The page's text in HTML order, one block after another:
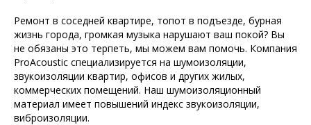
Ремонт в соседней квартире, топот в подъезде, бурная
жизнь города, громкая музыка нарушают ваш покой? Вы
не обязаны это терпеть, мы можем вам помочь. Компания
ProAcoustic специализируется на шумоизоляции,
звукоизоляции квартир, офисов и других жилых,
коммерческих помещений. Наш шумоизоляционный
материал имеет повышений индекс звукоизоляции,
виброизоляции.